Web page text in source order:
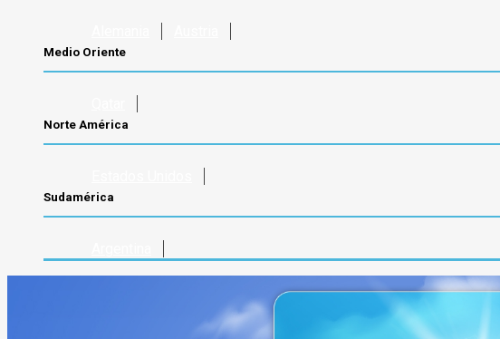
Medio Oriente
Norte América
Sudamérica